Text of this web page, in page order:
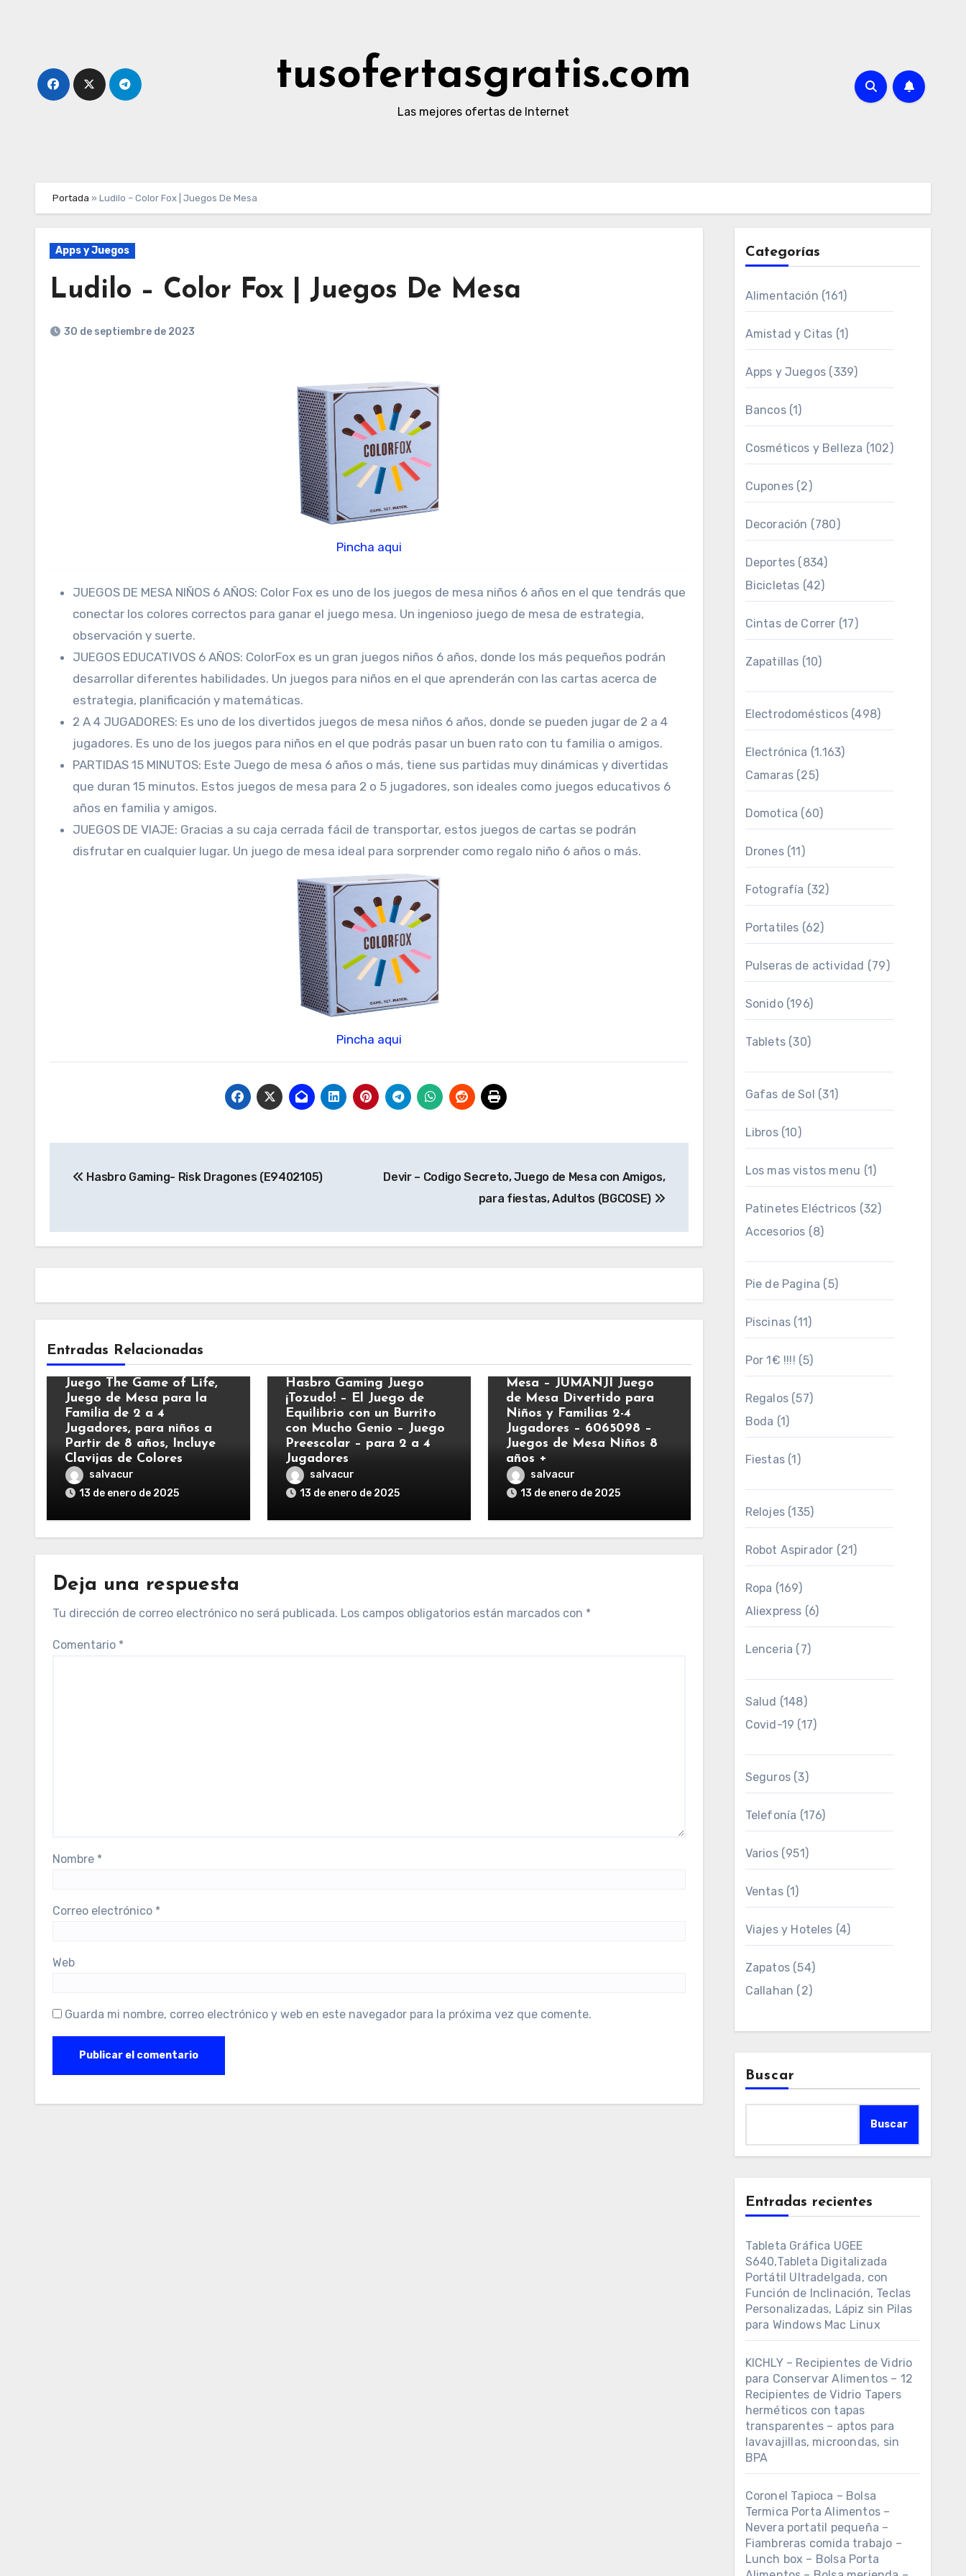
tusofertasgratis.com
Las mejores ofertas de Internet
Portada » Ludilo – Color Fox | Juegos De Mesa
Apps y Juegos
Ludilo – Color Fox | Juegos De Mesa
30 de septiembre de 2023
Pincha aqui
JUEGOS DE MESA NIÑOS 6 AÑOS: Color Fox es uno de los juegos de mesa niños 6 años en el que tendrás que
conectar los colores correctos para ganar el juego mesa. Un ingenioso juego de mesa de estrategia,
observación y suerte.
JUEGOS EDUCATIVOS 6 AÑOS: ColorFox es un gran juegos niños 6 años, donde los más pequeños podrán
desarrollar diferentes habilidades. Un juegos para niños en el que aprenderán con las cartas acerca de
estrategia, planificación y matemáticas.
2 A 4 JUGADORES: Es uno de los divertidos juegos de mesa niños 6 años, donde se pueden jugar de 2 a 4
jugadores. Es uno de los juegos para niños en el que podrás pasar un buen rato con tu familia o amigos.
PARTIDAS 15 MINUTOS: Este Juego de mesa 6 años o más, tiene sus partidas muy dinámicas y divertidas
que duran 15 minutos. Estos juegos de mesa para 2 o 5 jugadores, son ideales como juegos educativos 6
años en familia y amigos.
JUEGOS DE VIAJE: Gracias a su caja cerrada fácil de transportar, estos juegos de cartas se podrán
disfrutar en cualquier lugar. Un juego de mesa ideal para sorprender como regalo niño 6 años o más.
Pincha aqui
de
Hasbro Gaming- Risk Dragones (E9402105)
Devir – Codigo Secreto, Juego de Mesa con Amigos,
para fiestas, Adultos (BGCOSE)
Entradas Relacionadas
Apps y Juegos
Juego The Game of Life,
Juego de Mesa para la
Familia de 2 a 4
Jugadores, para niños a
Partir de 8 años, Incluye
Clavijas de Colores
salvacur
13 de enero de 2025
Hasbro Gaming Juego
¡Tozudo! – El Juego de
Equilibrio con un Burrito
con Mucho Genio – Juego
Preescolar – para 2 a 4
Jugadores
salvacur
13 de enero de 2025
Spin Master Juegos DE
Mesa – JUMANJI Juego
de Mesa Divertido para
Niños y Familias 2-4
Jugadores – 6065098 –
Juegos de Mesa Niños 8
años +
salvacur
13 de enero de 2025
Deja una respuesta
Tu dirección de correo electrónico no será publicada. Los campos obligatorios están marcados con *
Comentario *
Nombre *
Correo electrónico *
Web
Guarda mi nombre, correo electrónico y web en este navegador para la próxima vez que comente.
Categorías
Alimentación (161)
Amistad y Citas (1)
Apps y Juegos (339)
Bancos(1)
Cosméticos y Belleza (102)
Cupones(2)
Decoración (780)
Deportes (834)
Bicicletas (42)
Cintas de Correr (17)
Zapatillas (10)
Electrodomésticos(498)
Electrónica (1.163)
Camaras(25)
Domotica (60)
Drones(11)
Fotografía (32)
Portatiles (62)
Pulseras de actividad (79)
Sonido(196)
Tablets(30)
Gafas de Sol (31)
Libros(10)
Los mas vistos menu (1)
Patinetes Eléctricos (32)
Accesorios (8)
Pie de Pagina (5)
Piscinas (11)
Por 1€ !!!! (5)
Regalos(57)
Boda (1)
Fiestas(1)
Relojes(135)
Robot Aspirador (21)
Ropa (169)
Aliexpress (6)
Lenceria (7)
Salud (148)
Covid-19 (17)
Seguros(3)
Telefonía (176)
Varios(951)
Ventas(1)
Viajes y Hoteles (4)
Zapatos(54)
Callahan (2)
Buscar
Buscar
Entradas recientes
Tableta Gráfica UGEE
S640,Tableta Digitalizada
Portátil Ultradelgada, con
Función de Inclinación, Teclas
Personalizadas, Lápiz sin Pilas
para Windows Mac Linux
KICHLY – Recipientes de Vidrio
para Conservar Alimentos – 12
Recipientes de Vidrio Tapers
herméticos con tapas
transparentes – aptos para
lavavajillas, microondas, sin
BPA
Coronel Tapioca – Bolsa
Termica Porta Alimentos –
Nevera portatil pequeña –
Fiambreras comida trabajo –
Lunch box – Bolsa Porta